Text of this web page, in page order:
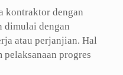
kontraktor dengan
dimulai dengan
atau perjanjian. Hal
progres